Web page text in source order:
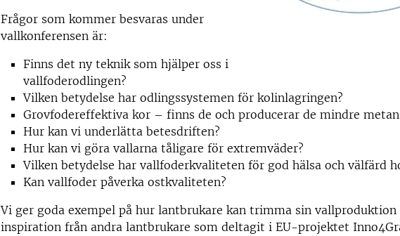
Frågor som kommer besvaras under
vallkonferensen är:
Finns det ny teknik som hjälper oss i
vallfoderodlingen?
Vilken betydelse har odlingssystemen för kolinlagringen?
Grovfodereffektiva kor – finns de och producerar de mindre
Hur kan vi underlätta betesdriften?
Hur kan vi göra vallarna tåligare för extremväder?
Vilken betydelse har vallfoderkvaliteten för god hälsa och välfärd
Kan vallfoder påverka ostkvaliteten?
Vi ger goda exempel på hur lantbrukare kan trimma sin vallproduktion
inspiration från andra lantbrukare som deltagit i EU-projektet